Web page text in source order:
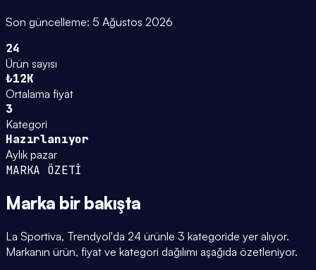
Son güncelleme: 5 Ağustos 2026
24
Ürün sayısı
₺12K
Ortalama fiyat
3
Kategori
Hazırlanıyor
Aylık pazar
MARKA ÖZETİ
Marka bir bakışta
La Sportiva, Trendyol'da 24 ürünle 3 kategoride yer alıyor.
Markanın ürün, fiyat ve kategori dağılımı aşağıda özetleniyor.